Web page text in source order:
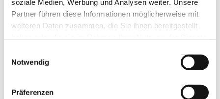
soziale Medien, Werbung und Analysen weiter. Unsere
Partner führen diese Informationen möglicherweise mit
weiteren Daten zusammen, die Sie ihnen bereitgestellt
Notwendig
Präferenzen
St.